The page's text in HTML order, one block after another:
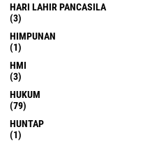
HARI LAHIR PANCASILA
(3)
HIMPUNAN
(1)
HMI
(3)
HUKUM
(79)
HUNTAP
(1)